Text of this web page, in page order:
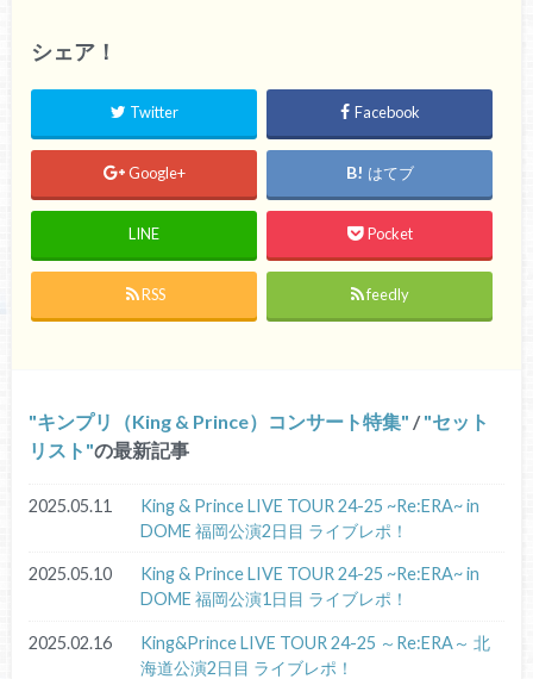
シェア！
Twitter Facebook
Google+ はてブ
LINE Pocket
RSS feedly
キンプリ（King & Prince）コンサート特集 / セット
リスト の最新記事
2025.05.11
King & Prince LIVE TOUR 24-25 ~Re:ERA~ in
DOME 福岡公演2日目 ライブレポ！
2025.05.10
King & Prince LIVE TOUR 24-25 ~Re:ERA~ in
DOME 福岡公演1日目 ライブレポ！
2025.02.16
King&Prince LIVE TOUR 24-25 ～Re:ERA～ 北
海道公演2日目 ライブレポ！